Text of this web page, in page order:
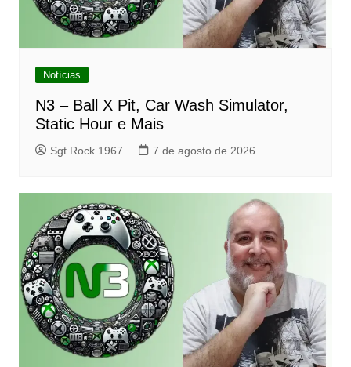
Notícias
N3 – Ball X Pit, Car Wash Simulator,
Static Hour e Mais
Sgt Rock 1967 7 de agosto de 2026